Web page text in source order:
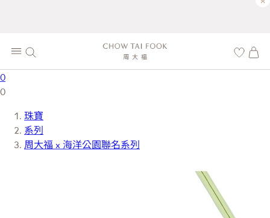
0
0
珠寶
系列
周大福 x 海洋公園聯名系列